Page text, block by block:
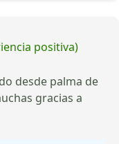
positiva)
desde palma de
gracias a